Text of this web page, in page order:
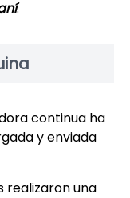
.
continua ha
y enviada
realizaron una